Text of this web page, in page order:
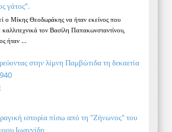
γάτος”.
ο Μίκης Θεοδωράκης να ήταν εκείνος που
τον Βασίλη Παπακωνσταντίνου,
ήταν ...
στην λίμνη Παμβώτιδα τη δεκαετία
ιστορία πίσω από τη "Ζήνωνος" του
Ιωαννίδη